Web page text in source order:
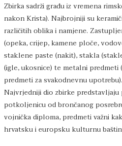
Zbirka sadrži građu iz vremena
nakon Krista). Najbrojniji su
različitih oblika i namjene.
(opeka, crijep, kamene ploče,
staklene paste (nakit), stakla
(igle, ukosnice) te metalni
predmeti za svakodnevnu upotrebu).
Najvrjedniji dio zbirke
potkoljenicu od brončanog
vojnička diploma, predmeti važni
hrvatsku i europsku kulturnu